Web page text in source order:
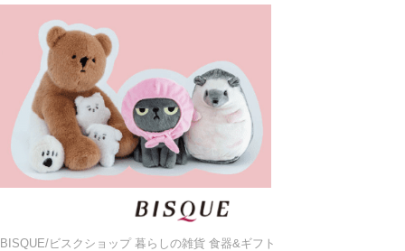
BISQUE/ビスクショップ 暮らしの雑貨 食器&ギフト